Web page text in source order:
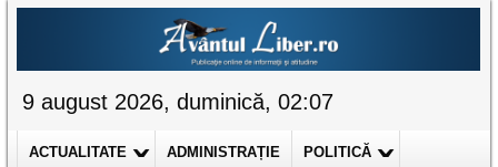
9 august 2026, duminică, 02:07
ACTUALITATE ADMINISTRAȚIE POLITICĂ